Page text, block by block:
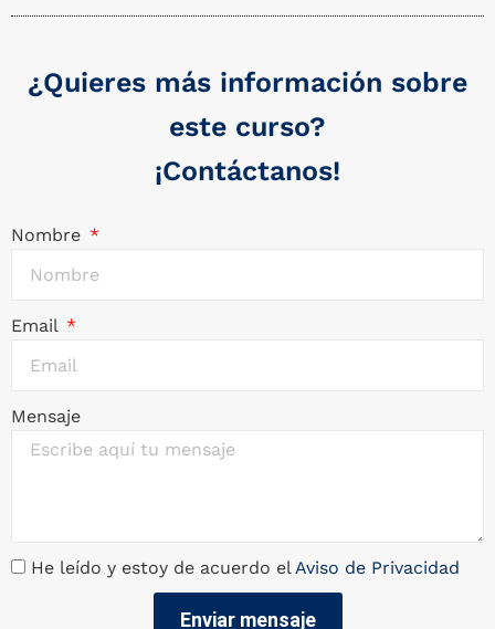
¿Quieres más información sobre
este curso?
¡Contáctanos!
Nombre
Email
Mensaje
He leído y estoy de acuerdo elAviso de Privacidad
Enviar mensaje